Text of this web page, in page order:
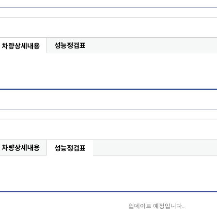
차량상세내용 성능정검표
차량상세내용 성능정검표
업데이트 예정입니다.